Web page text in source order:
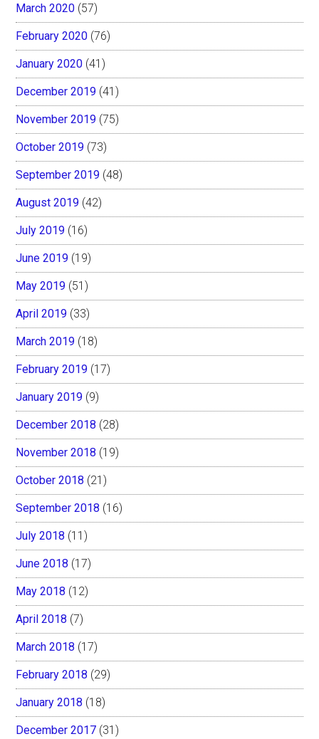
March 2020 (57)
February 2020 (76)
January 2020 (41)
December 2019 (41)
November 2019 (75)
October 2019 (73)
September 2019 (48)
August 2019 (42)
July 2019 (16)
June 2019 (19)
May 2019 (51)
April 2019 (33)
March 2019 (18)
February 2019 (17)
January 2019 (9)
December 2018 (28)
November 2018 (19)
October 2018 (21)
September 2018 (16)
July 2018 (11)
June 2018 (17)
May 2018 (12)
April 2018 (7)
March 2018 (17)
February 2018 (29)
January 2018 (18)
December 2017 (31)